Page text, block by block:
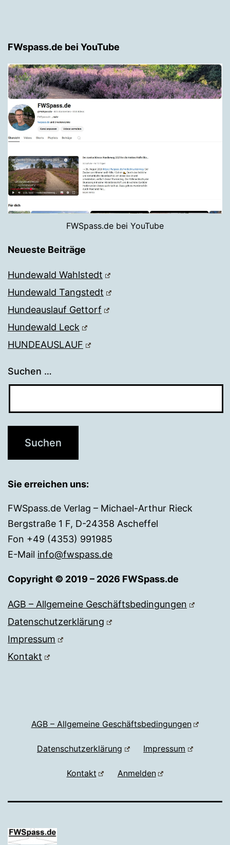
FWspass.de bei YouTube
FWSpass.de bei YouTube
Neueste Beiträge
Hundewald Wahlstedt
Hundewald Tangstedt
Hundeauslauf Gettorf
Hundewald Leck
HUNDEAUSLAUF
Suchen …
Sie erreichen uns:
FWSpass.de Verlag – Michael-Arthur Rieck
Bergstraße 1 F, D-24358 Ascheffel
Fon +49 (4353) 991985
E-Mail info@fwspass.de
Copyright © 2019 – 2026 FWSpass.de
AGB – Allgemeine Geschäftsbedingungen
Datenschutzerklärung
Impressum
Kontakt
AGB – Allgemeine Geschäftsbedingungen
Datenschutzerklärung Impressum
Kontakt Anmelden